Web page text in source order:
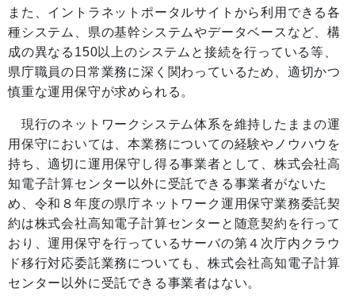
また、イントラネットポータルサイトから利用できる各
種システム、県の基幹システムやデータベースなど、構
成の異なる150以上のシステムと接続を行っている等、
県庁職員の日常業務に深く関わっているため、適切かつ
慎重な運用保守が求められる。
現行のネットワークシステム体系を維持したままの運
用保守においては、本業務についての経験やノウハウを
持ち、適切に運用保守し得る事業者として、株式会社高
知電子計算センター以外に受託できる事業者がないた
め、令和８年度の県庁ネットワーク運用保守業務委託契
約は株式会社高知電子計算センターと随意契約を行って
おり、運用保守を行っているサーバの第４次庁内クラウ
ド移行対応委託業務についても、株式会社高知電子計算
センター以外に受託できる事業者はない。